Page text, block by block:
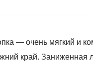
— очень мягкий и
край. Заниженная